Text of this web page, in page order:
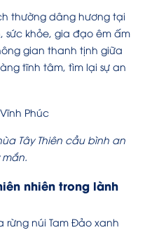
thường dâng hương tại
khỏe, gia đạo êm ấm
gian thanh tịnh giữa
tĩnh tâm, tìm lại sự an
Tây Thiên cầu bình an
nhiên trong lành
rừng núi Tam Đảo xanh